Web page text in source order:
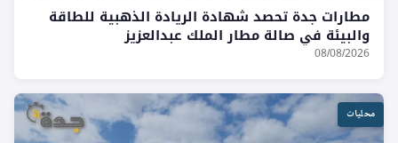
مطارات جدة تحصد شهادة الريادة الذهبية للطاقة
والبيئة في صالة مطار الملك عبدالعزيز
08/08/2026
محليات